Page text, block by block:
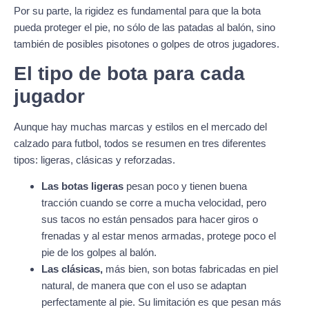
Por su parte, la rigidez es fundamental para que la bota
pueda proteger el pie, no sólo de las patadas al balón, sino
también de posibles pisotones o golpes de otros jugadores.
El tipo de bota para cada
jugador
Aunque hay muchas marcas y estilos en el mercado del
calzado para futbol, todos se resumen en tres diferentes
tipos: ligeras, clásicas y reforzadas.
Las botas ligeras pesan poco y tienen buena
tracción cuando se corre a mucha velocidad, pero
sus tacos no están pensados para hacer giros o
frenadas y al estar menos armadas, protege poco el
pie de los golpes al balón.
Las clásicas, más bien, son botas fabricadas en piel
natural, de manera que con el uso se adaptan
perfectamente al pie. Su limitación es que pesan más